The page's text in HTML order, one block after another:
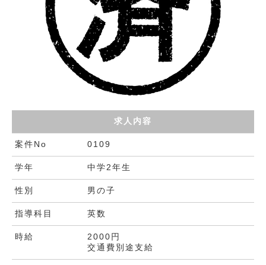
求人内容
案件No 0109
学年 中学2年生
性別 男の子
指導科目 英数
時給
2000円
交通費別途支給